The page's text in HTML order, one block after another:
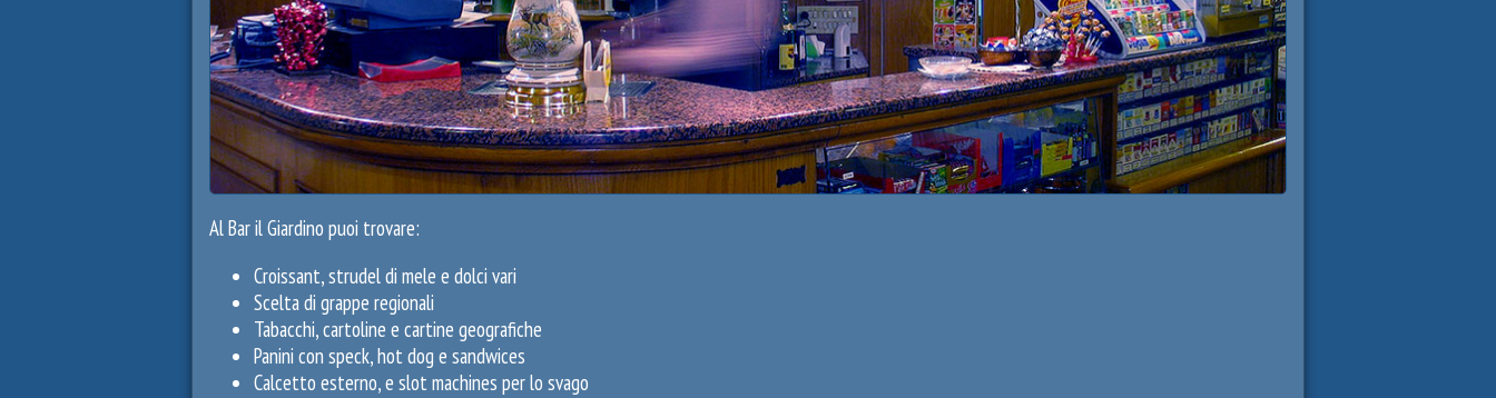
Al Bar il Giardino puoi trovare:
Croissant, strudel di mele e dolci vari
Scelta di grappe regionali
Tabacchi, cartoline e cartine geografiche
Panini con speck, hot dog e sandwices
Calcetto esterno, e slot machines per lo svago